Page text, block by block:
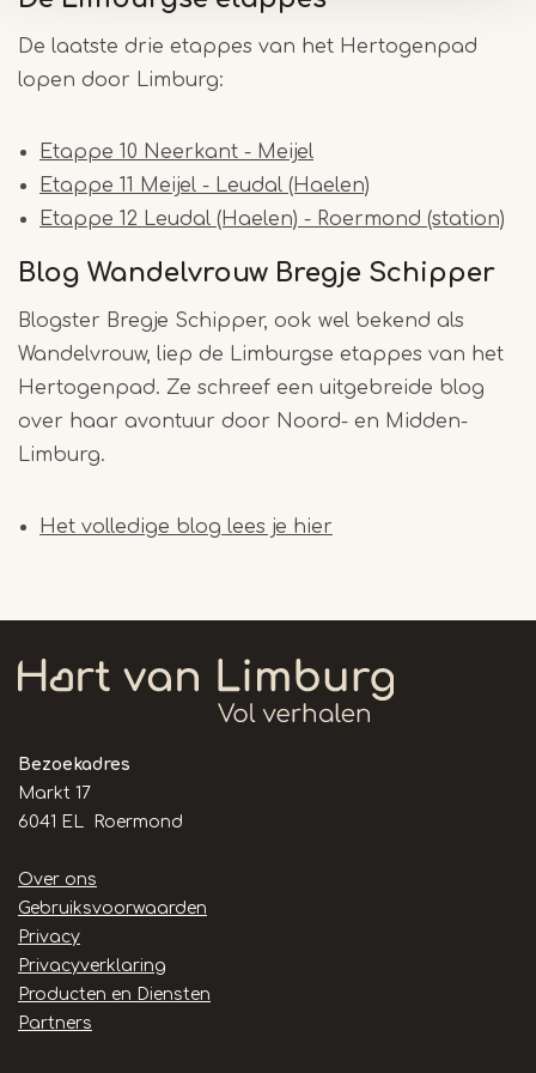
De laatste drie etappes van het Hertogenpad
lopen door Limburg:
Etappe 10 Neerkant - Meijel
Etappe 11 Meijel - Leudal (Haelen)
Etappe 12 Leudal (Haelen) - Roermond (station)
Blog Wandelvrouw Bregje Schipper
Blogster Bregje Schipper, ook wel bekend als
Wandelvrouw, liep de Limburgse etappes van het
Hertogenpad. Ze schreef een uitgebreide blog
over haar avontuur door Noord- en Midden-
Limburg.
Het volledige blog lees je hier
Bezoekadres
Markt 17
6041 EL Roermond
Handige
links
Over ons
Gebruiksvoorwaarden
Privacy
Privacyverklaring
Producten en Diensten
Partners